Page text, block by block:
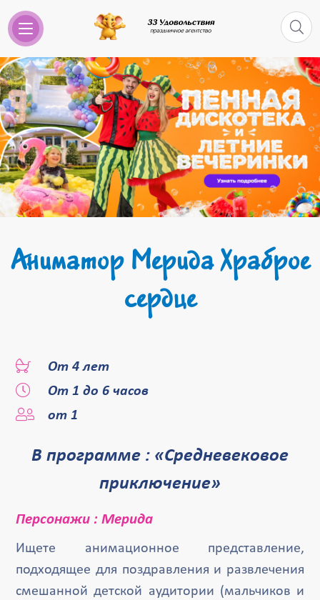
Аниматор Мерида Храброе
сердце
От 4 лет
От 1 до 6 часов
от 1
В программе : «Средневековое
приключение»
Персонажи : Мерида
Ищете анимационное представление,
подходящее для поздравления и развлечения
смешанной детской аудитории (мальчиков и